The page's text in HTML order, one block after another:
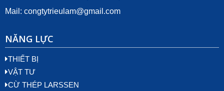
Mail: congtytrieulam@gmail.com
NĂNG LỰC
THIẾT BỊ
VẬT TƯ
CỪ THÉP LARSSEN